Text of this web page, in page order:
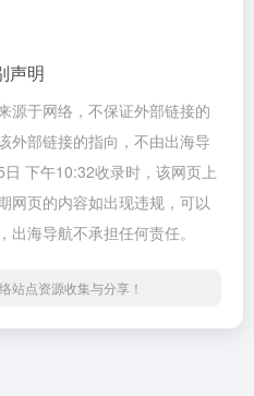
声明
源于网络，不保证外部链接的
外部链接的指向，不由出海导
下午10:32收录时，该网页上
网页的内容如出现违规，可以
海导航不承担任何责任。
站点资源收集与分享！